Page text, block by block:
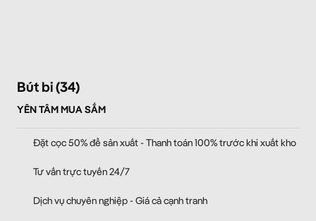
Bút bi (34)
YÊN TÂM MUA SẮM
Đặt cọc 50% để sản xuất - Thanh toán 100% trước khi xuất kho
Tư vấn trực tuyến 24/7
Dịch vụ chuyên nghiệp - Giá cả cạnh tranh